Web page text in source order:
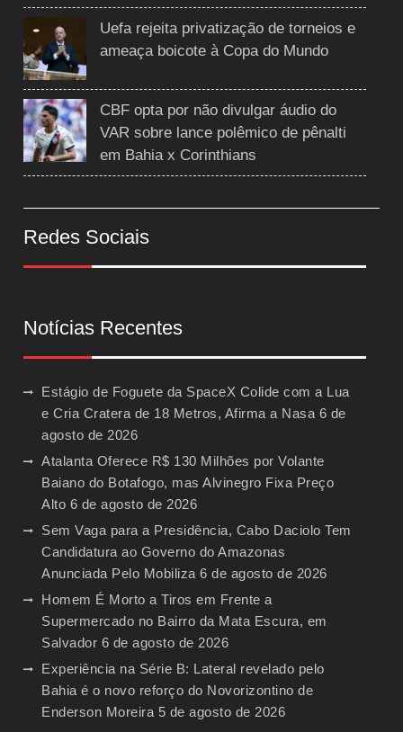
Uefa rejeita privatização de torneios e
ameaça boicote à Copa do Mundo
CBF opta por não divulgar áudio do
VAR sobre lance polêmico de pênalti
em Bahia x Corinthians
Redes Sociais
Notícias Recentes
Estágio de Foguete da SpaceX Colide com a Lua
e Cria Cratera de 18 Metros, Afirma a Nasa 6 de
agosto de 2026
Atalanta Oferece R$ 130 Milhões por Volante
Baiano do Botafogo, mas Alvinegro Fixa Preço
Alto 6 de agosto de 2026
Sem Vaga para a Presidência, Cabo Daciolo Tem
Candidatura ao Governo do Amazonas
Anunciada Pelo Mobiliza 6 de agosto de 2026
Homem É Morto a Tiros em Frente a
Supermercado no Bairro da Mata Escura, em
Salvador 6 de agosto de 2026
Experiência na Série B: Lateral revelado pelo
Bahia é o novo reforço do Novorizontino de
Enderson Moreira 5 de agosto de 2026